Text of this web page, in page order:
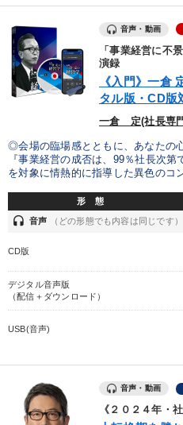
音声・動画
「事業経営に不
演録
《入門》一
タル版・CD版
一倉 定(社長専
◎会場の臨場感とともに、あなた
『事業経営の成否は、99％社長次
を対象に情熱的に指導した異色のコ
形 態
headset 音声 （どの形態でも内容は同じです）
CD版
デジタル音声版
（配信＋ダウンロード）
USB(音声)
音声・動画
《２０２４年・